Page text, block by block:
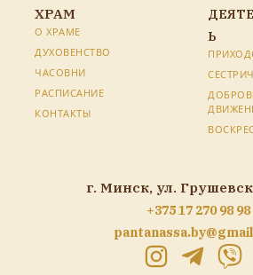
ХРАМ
О ХРАМЕ
ДУХОВЕНСТВО
ЧАСОВНИ
РАСПИСАНИЕ
КОНТАКТЫ
Ь
г. Минск, ул.
+375 17 270 98 98